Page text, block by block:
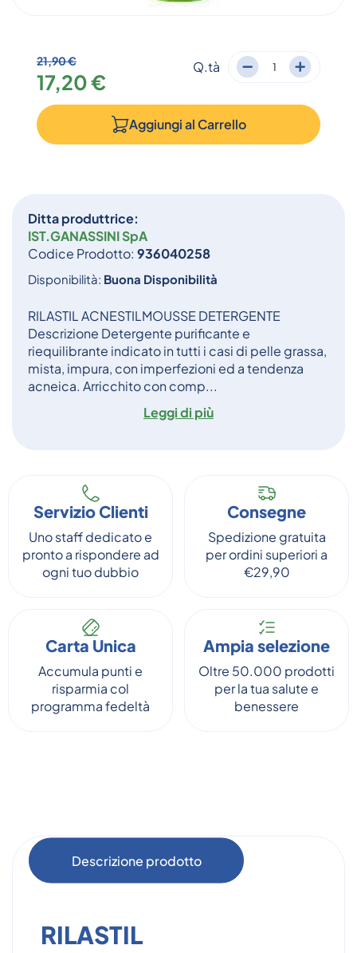
Ditta produttrice:
IST.GANASSINI SpA
Codice Prodotto: 936040258
Disponibilità: Buona Disponibilità
RILASTIL ACNESTILMOUSSE DETERGENTE
Descrizione Detergente purificante e
riequilibrante indicato in tutti i casi di pelle grassa,
mista, impura, con imperfezioni ed a tendenza
acneica. Arricchito con comp...
Leggi di più
21,90 €
17,20 €
Q.tà
Aggiungi al Carrello
Servizio Clienti
Uno staff dedicato e
pronto a rispondere ad
ogni tuo dubbio
Consegne
Spedizione gratuita
per ordini superiori a
€29,90
Carta Unica
Accumula punti e
risparmia col
programma fedeltà
Ampia selezione
Oltre 50.000 prodotti
per la tua salute e
benessere
Descrizione prodotto
RILASTIL